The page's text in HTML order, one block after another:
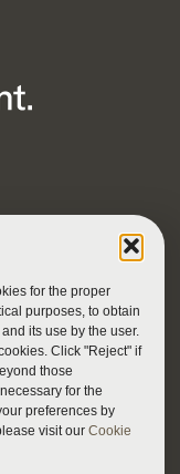
for the proper
purposes, to obtain
its use by the user.
Click "Reject" if
those
for the
preferences by
visit our Cookie